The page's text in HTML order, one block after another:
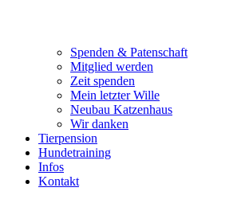
Spenden & Patenschaft
Mitglied werden
Zeit spenden
Mein letzter Wille
Neubau Katzenhaus
Wir danken
Tierpension
Hundetraining
Infos
Kontakt